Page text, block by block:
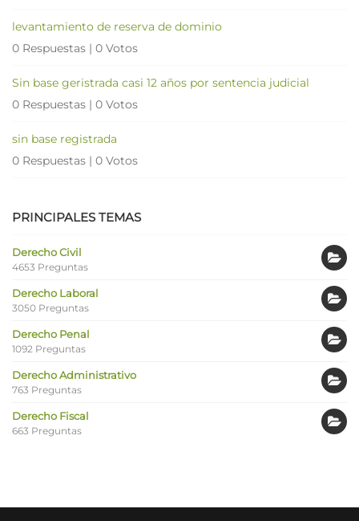
levantamiento de reserva de dominio
0 Respuestas | 0 Votos
Sin base geristrada casi 12 años por sentencia judicial
0 Respuestas | 0 Votos
sin base registrada
0 Respuestas | 0 Votos
PRINCIPALES TEMAS
Derecho Civil
4653 Preguntas
Derecho Laboral
3050 Preguntas
Derecho Penal
1092 Preguntas
Derecho Administrativo
763 Preguntas
Derecho Fiscal
663 Preguntas